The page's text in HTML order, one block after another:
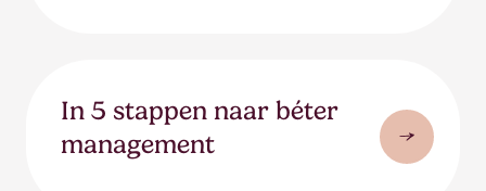
In 5 stappen naar béter
management